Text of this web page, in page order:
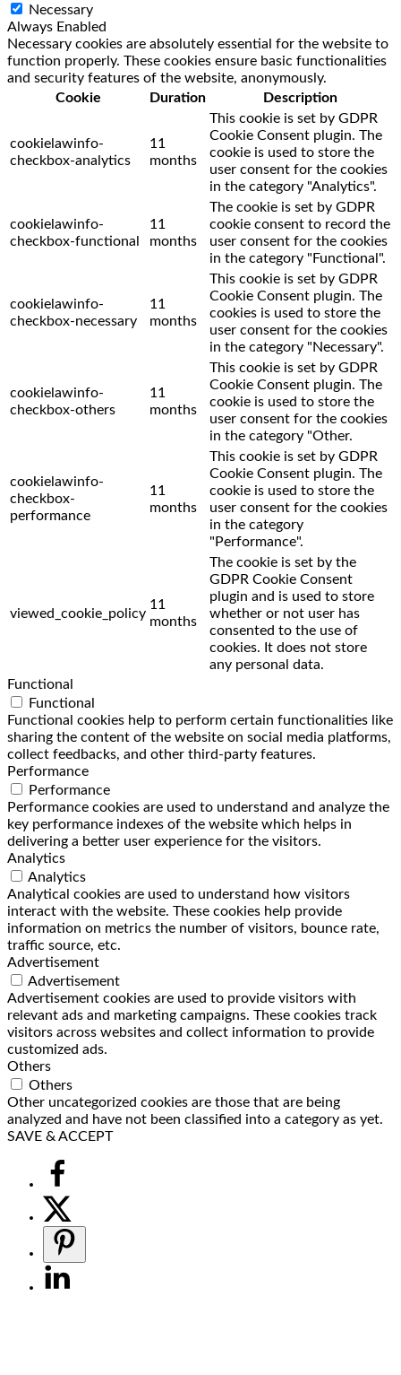
Necessary
Always Enabled
Necessary cookies are absolutely essential for the website to
function properly. These cookies ensure basic functionalities
and security features of the website, anonymously.
Cookie
Duration Description
cookielawinfo-
checkbox-analytics
11
months
This cookie is set by GDPR
Cookie Consent plugin. The
cookie is used to store the
user consent for the cookies
in the category "Analytics".
cookielawinfo-
checkbox-functional
11
months
The cookie is set by GDPR
cookie consent to record the
user consent for the cookies
in the category "Functional".
cookielawinfo-
checkbox-necessary
11
months
This cookie is set by GDPR
Cookie Consent plugin. The
cookies is used to store the
user consent for the cookies
in the category "Necessary".
cookielawinfo-
checkbox-others
11
months
This cookie is set by GDPR
Cookie Consent plugin. The
cookie is used to store the
user consent for the cookies
in the category "Other.
cookielawinfo-
checkbox-
performance
11
months
This cookie is set by GDPR
Cookie Consent plugin. The
cookie is used to store the
user consent for the cookies
in the category
"Performance".
viewed_cookie_policy
11
months
The cookie is set by the
GDPR Cookie Consent
plugin and is used to store
whether or not user has
consented to the use of
cookies. It does not store
any personal data.
Functional
Functional
Functional cookies help to perform certain functionalities like
sharing the content of the website on social media platforms,
collect feedbacks, and other third-party features.
Performance
Performance
Performance cookies are used to understand and analyze the
key performance indexes of the website which helps in
delivering a better user experience for the visitors.
Analytics
Analytics
Analytical cookies are used to understand how visitors
interact with the website. These cookies help provide
information on metrics the number of visitors, bounce rate,
traffic source, etc.
Advertisement
Advertisement
Advertisement cookies are used to provide visitors with
relevant ads and marketing campaigns. These cookies track
visitors across websites and collect information to provide
customized ads.
Others
Others
Other uncategorized cookies are those that are being
analyzed and have not been classified into a category as yet.
SAVE & ACCEPT